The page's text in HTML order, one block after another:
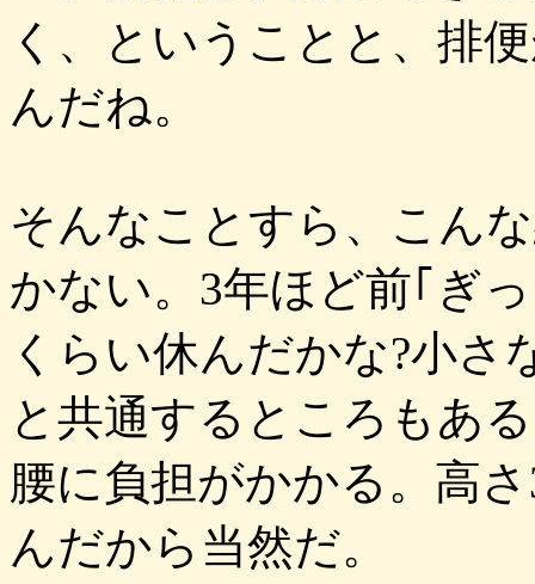
く、ということと、排
んだね。
そんなことすら、こん
かない。3年ほど前｢ぎ
くらい休んだかな?小さ
と共通するところもあ
腰に負担がかかる。高
んだから当然だ。